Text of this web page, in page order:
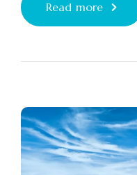
Read more